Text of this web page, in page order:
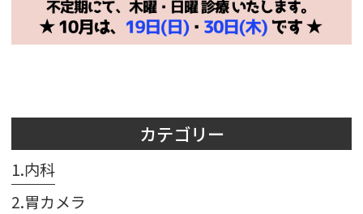
カテゴリー
1.内科
2.胃カメラ